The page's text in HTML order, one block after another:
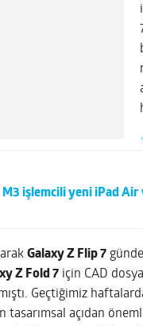
M3 işlemcili yeni iPad Air
Galaxy Z Flip 7
Z Fold 7 için CAD
Geçtiğimiz
tasarımsal açıdan